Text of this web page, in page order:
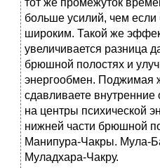
тот же промежуток
больше усилий, чем
широким. Такой же
увеличивается разница
брюшной полостях и
энергообмен. Поджимая
сдавливаете
на центры психической
нижней части брюшной
Манипура-Чакры. Мула-
Муладхара-Чакру.